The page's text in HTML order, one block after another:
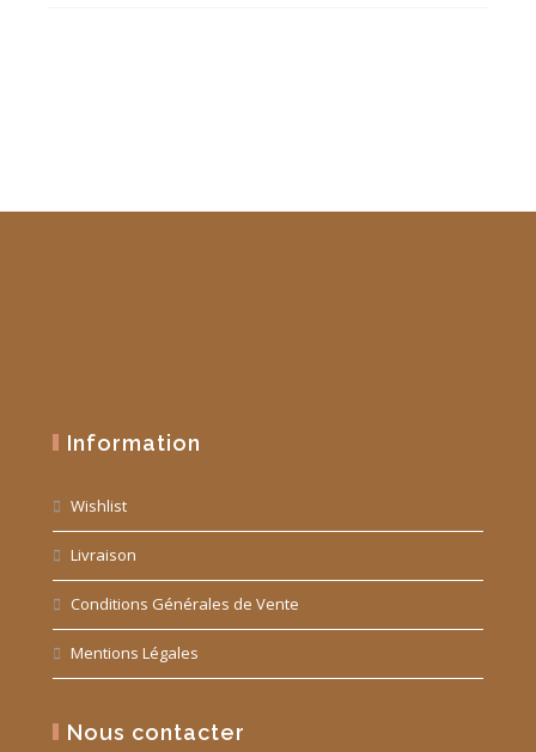
Information
Wishlist
Livraison
Conditions Générales de Vente
Mentions Légales
Nous contacter